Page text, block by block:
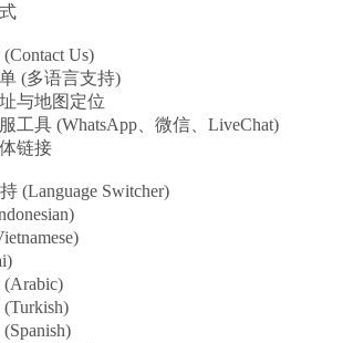
Us)
(多语言支持)
与地图定位
工具 (WhatsApp、微信、LiveChat)
链接
(Language Switcher)